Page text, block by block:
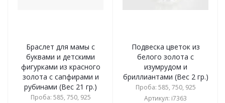
Браслет для мамы с
буквами и детскими
фигурками из красного
золота с сапфирами и
рубинами (Вес 21 гр.)
Проба: 585, 750, 925
Подвеска цветок из
белого золота с
изумрудом и
бриллиантами (Вес 2 гр.)
Проба: 585, 750, 925
Артикул: i7363